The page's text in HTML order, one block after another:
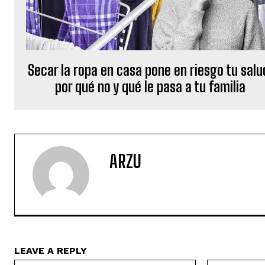
Secar la ropa en casa pone en riesgo tu
por qué no y qué le pasa a tu familia
ARZU
LEAVE A REPLY